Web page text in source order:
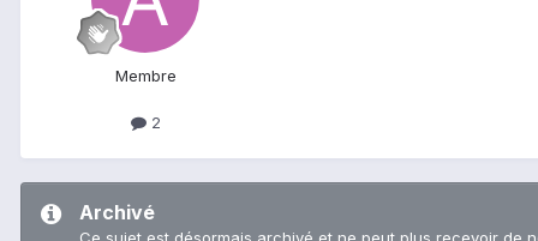
Membre
2
Archivé
Ce sujet est désormais archivé et ne peut plus recevoir de